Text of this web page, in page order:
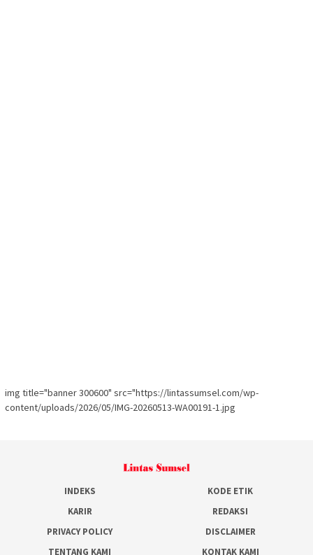
img title="banner 300600" src="https://lintassumsel.com/wp-
content/uploads/2026/05/IMG-20260513-WA00191-1.jpg
INDEKS
KODE ETIK
KARIR
REDAKSI
PRIVACY POLICY
DISCLAIMER
TENTANG KAMI
KONTAK KAMI